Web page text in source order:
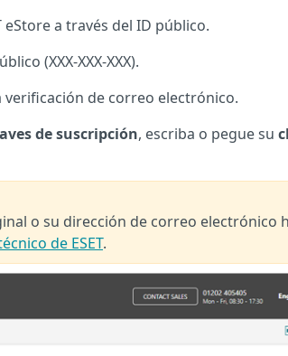
a través del ID público.
(XXX-XXX-XXX).
verificación de correo electrónico.
de suscripción, escriba o pegue su
o su dirección de correo electrónico
de ESET.